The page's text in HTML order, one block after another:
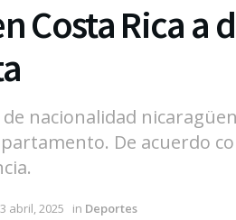
Costa Rica a
de nacionalidad
De acuerdo
abril, 2025 in Deportes